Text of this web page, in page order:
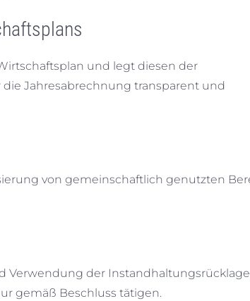
und legt diesen der
Jahresabrechnung transparent und
von gemeinschaftlich genutzten
der
gemäß Beschluss tätigen.